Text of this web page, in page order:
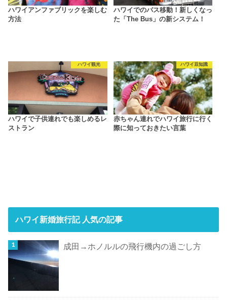
ハワイアンファブリックを楽しむ
方法
ハワイでのバス移動！新しくなっ
た「The Bus」の新システム！
ハワイ観光
ハワイで子供連れでも楽しめるレ
ストラン
ハワイ豆知識
赤ちゃん連れでハワイ旅行に行く
際に知っておきたい言葉
ハワイ新婚旅行記 人気の記事
成田→ホノルルの飛行機内の過ごし方